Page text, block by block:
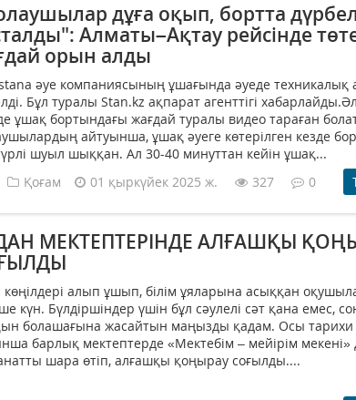
дұға оқып, бортта
Алматы–Ақтау рейсінде
орын алды
әуе компаниясының ұшағында әуеде техникалық
Бұл туралы Stan.kz ақпарат агенттігі
ұшақ бортындағы жағдай туралы видео тараған
айтуынша, ұшақ әуеге көтерілген кезде
шуыл шыққан. Ал 30-40 минуттан кейін ұшақ...
Қоғам
01 қыркүйек 2025 ж. 327 0
МЕКТЕПТЕРІНДЕ АЛҒАШҚЫ
көңілдері алып ұшып, білім ұяларына асыққан
күн. Бүлдіршіндер үшін бұл сәулелі сәт қана емес,
болашағына жасайтын маңызды қадам. Осы тарихи
барлық мектептерде «Мектебім – мейірім мекені»
шара өтіп, алғашқы қоңырау соғылды....